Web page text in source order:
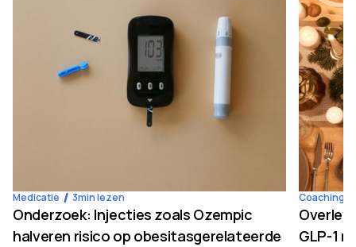
Medicatie 3min lezen
Onderzoek: Injecties zoals Ozempic
halveren risico op obesitasgerelateerde
Coaching
GLP-1